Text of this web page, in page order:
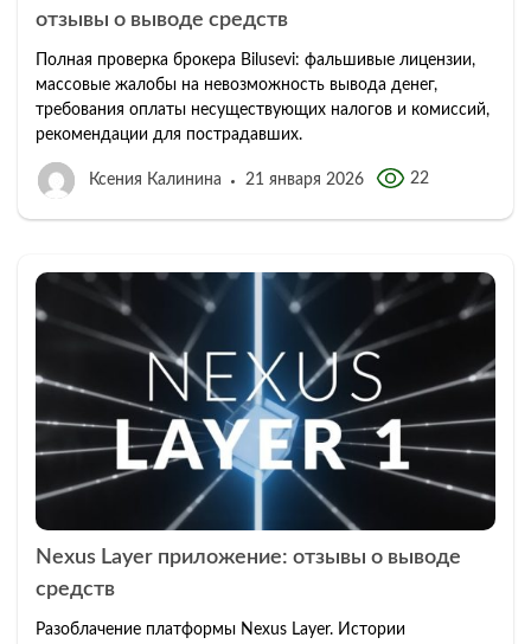
отзывы о выводе средств
Полная проверка брокера Bilusevi: фальшивые лицензии,
массовые жалобы на невозможность вывода денег,
требования оплаты несуществующих налогов и комиссий,
рекомендации для пострадавших.
Ксения Калинина 21 января 2026 22
Nexus Layer приложение: отзывы о выводе
средств
Разоблачение платформы Nexus Layer. Истории